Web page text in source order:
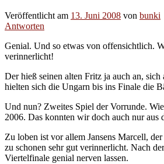
Veröffentlicht am 13. Juni 2008 von bunki
Antworten
Genial. Und so etwas von offensichtlich.
verinnerlicht!
Der hieß seinen alten Fritz ja auch an,
hielten sich die Ungarn bis ins Finale die
Und nun? Zweites Spiel der Vorrunde.
2006. Das konnten wir doch auch nur aus
Zu loben ist vor allem Jansens Marcell,
zu schonen sehr gut verinnerlicht. Nach
Viertelfinale genial nerven lassen.